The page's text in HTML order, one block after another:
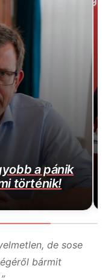
hozta az
kínai gigahitel
elolvasod
de sose
bármit